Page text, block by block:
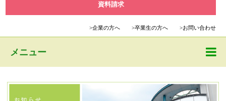
資料請求
>企業の方へ >卒業生の方へ >お問い合わせ
メニュー